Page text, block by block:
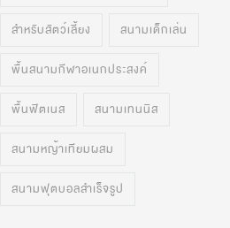
สำหรับสัตว์เลี้ยง สนามเด็กเล่น
พื้นสนามกีฬาอเนกประสงค์
พื้นฟิตเนส สนามเทนนิส
สนามหญ้าเทียมผสม
สนามฟุตบอลสำเร็จรูป